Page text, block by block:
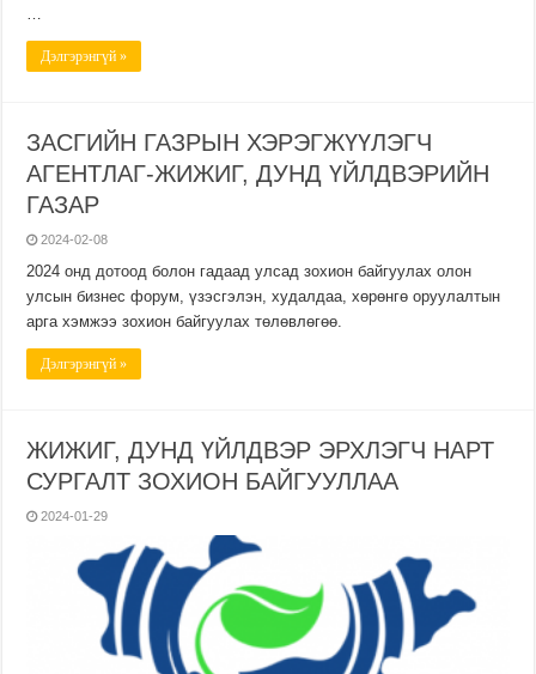
Дэлгэрэнгүй »
ЗАСГИЙН ГАЗРЫН ХЭРЭГЖҮҮЛЭГЧ
АГЕНТЛАГ-ЖИЖИГ, ДУНД ҮЙЛДВЭРИЙН
ГАЗАР
2024-02-08
2024 онд дотоод болон гадаад улсад зохион байгуулах олон
улсын бизнес форум, үзэсгэлэн, худалдаа, хөрөнгө оруулалтын
арга хэмжээ зохион байгуулах төлөвлөгөө.
Дэлгэрэнгүй »
ЖИЖИГ, ДУНД ҮЙЛДВЭР ЭРХЛЭГЧ НАРТ
СУРГАЛТ ЗОХИОН БАЙГУУЛЛАА
2024-01-29